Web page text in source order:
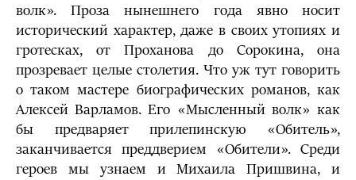
волк». Проза нынешнего года явно носит
исторический характер, даже в своих утопиях и
гротесках, от Проханова до Сорокина, она
прозревает целые столетия. Что уж тут говорить
о таком мастере биографических романов, как
Алексей Варламов. Его «Мысленный волк» как
бы предваряет прилепинскую «Обитель»,
заканчивается преддверием «Обители». Среди
героев мы узнаем и Михаила Пришвина, и